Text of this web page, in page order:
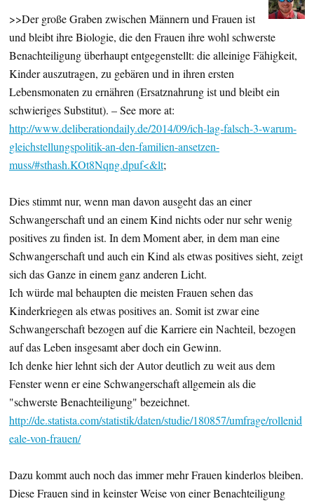
>>Der große Graben zwischen Männern und Frauen ist
und bleibt ihre Biologie, die den Frauen ihre wohl schwerste
Benachteiligung überhaupt entgegenstellt: die alleinige Fähigkeit,
Kinder auszutragen, zu gebären und in ihren ersten
Lebensmonaten zu ernähren (Ersatznahrung ist und bleibt ein
schwieriges Substitut). – See more at:
http://www.deliberationdaily.de/2014/09/ich-lag-falsch-3-warum-
gleichstellungspolitik-an-den-familien-ansetzen-
muss/#sthash.KOt8Nqng.dpuf<&lt;
Dies stimmt nur, wenn man davon ausgeht das an einer
Schwangerschaft und an einem Kind nichts oder nur sehr wenig
positives zu finden ist. In dem Moment aber, in dem man eine
Schwangerschaft und auch ein Kind als etwas positives sieht, zeigt
sich das Ganze in einem ganz anderen Licht.
Ich würde mal behaupten die meisten Frauen sehen das
Kinderkriegen als etwas positives an. Somit ist zwar eine
Schwangerschaft bezogen auf die Karriere ein Nachteil, bezogen
auf das Leben insgesamt aber doch ein Gewinn.
Ich denke hier lehnt sich der Autor deutlich zu weit aus dem
Fenster wenn er eine Schwangerschaft allgemein als die
"schwerste Benachteiligung" bezeichnet.
http://de.statista.com/statistik/daten/studie/180857/umfrage/rollenid
eale-von-frauen/
Dazu kommt auch noch das immer mehr Frauen kinderlos bleiben.
Diese Frauen sind in keinster Weise von einer Benachteiligung